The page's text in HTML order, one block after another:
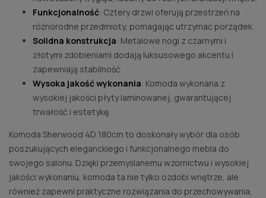
Funkcjonalność: Cztery drzwi oferują przestrzeń na
różnorodne przedmioty, pomagając utrzymać porządek.
Solidna konstrukcja: Metalowe nogi z czarnymi i
złotymi zdobieniami dodają luksusowego akcentu i
zapewniają stabilność.
Wysoka jakość wykonania: Komoda wykonana z
wysokiej jakości płyty laminowanej, gwarantującej
trwałość i estetykę.
Komoda Sherwood 4D 180cm to doskonały wybór dla osób
poszukujących eleganckiego i funkcjonalnego mebla do
swojego salonu. Dzięki przemyślanemu wzornictwu i wysokiej
jakości wykonaniu, komoda ta nie tylko ozdobi wnętrze, ale
również zapewni praktyczne rozwiązania do przechowywania,